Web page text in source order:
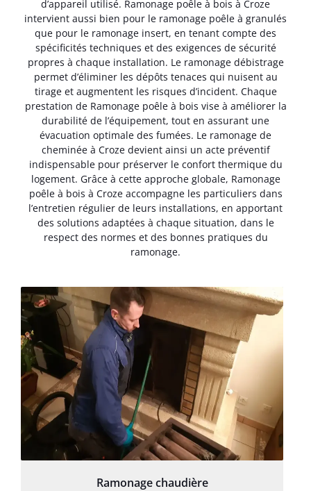
d’appareil utilisé. Ramonage poêle à bois à Croze
intervient aussi bien pour le ramonage poêle à granulés
que pour le ramonage insert, en tenant compte des
spécificités techniques et des exigences de sécurité
propres à chaque installation. Le ramonage débistrage
permet d’éliminer les dépôts tenaces qui nuisent au
tirage et augmentent les risques d’incident. Chaque
prestation de Ramonage poêle à bois vise à améliorer la
durabilité de l’équipement, tout en assurant une
évacuation optimale des fumées. Le ramonage de
cheminée à Croze devient ainsi un acte préventif
indispensable pour préserver le confort thermique du
logement. Grâce à cette approche globale, Ramonage
poêle à bois à Croze accompagne les particuliers dans
l’entretien régulier de leurs installations, en apportant
des solutions adaptées à chaque situation, dans le
respect des normes et des bonnes pratiques du
ramonage.
Ramonage chaudière